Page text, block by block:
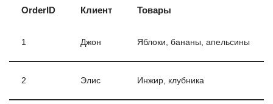
OrderID Клиент Товары
1 Джон Яблоки, бананы, апельсины
2 Элис Инжир, клубника